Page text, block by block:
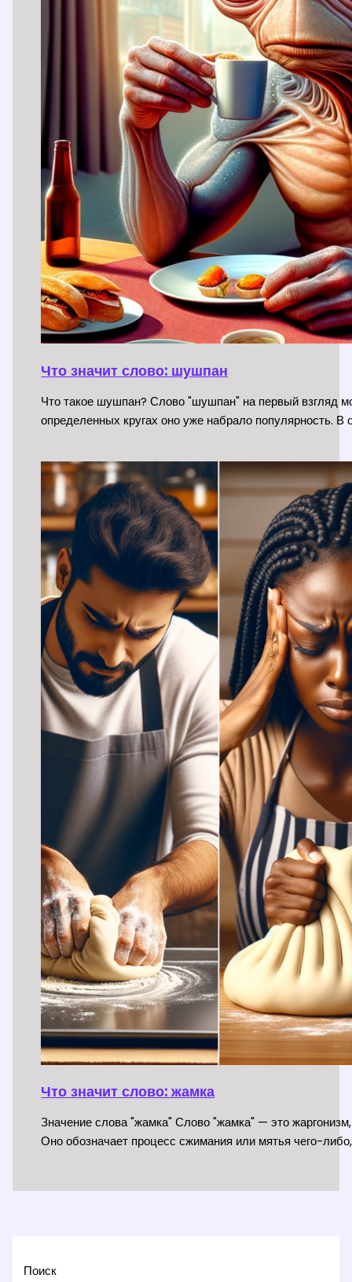
Что значит слово: шушпан
Что такое шушпан? Слово "шушпан" на первый взгляд
определенных кругах оно уже набрало популярность.
Что значит слово: жамка
Значение слова "жамка" Слово "жамка" — это
Оно обозначает процесс сжимания или мятья чего-
Поиск